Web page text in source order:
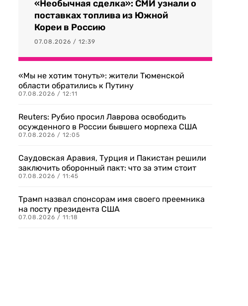
«Необычная сделка»: СМИ узнали о
поставках топлива из Южной
Кореи в Россию
07.08.2026 / 12:39
«Мы не хотим тонуть»: жители Тюменской
области обратились к Путину
07.08.2026 / 12:11
Reuters: Рубио просил Лаврова освободить
осужденного в России бывшего морпеха США
07.08.2026 / 12:05
Саудовская Аравия, Турция и Пакистан решили
заключить оборонный пакт: что за этим стоит
07.08.2026 / 11:45
Трамп назвал спонсорам имя своего преемника
на посту президента США
07.08.2026 / 11:18